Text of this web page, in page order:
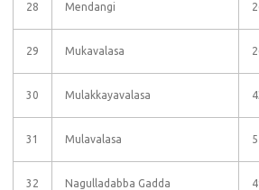
28 Mendangi
29 Mukavalasa
30 Mulakkayavalasa
31 Mulavalasa
32 Nagulladabba Gadda